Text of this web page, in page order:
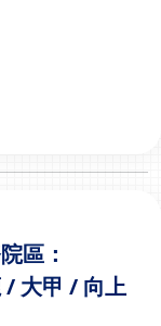
區：
/ 大甲 / 向上